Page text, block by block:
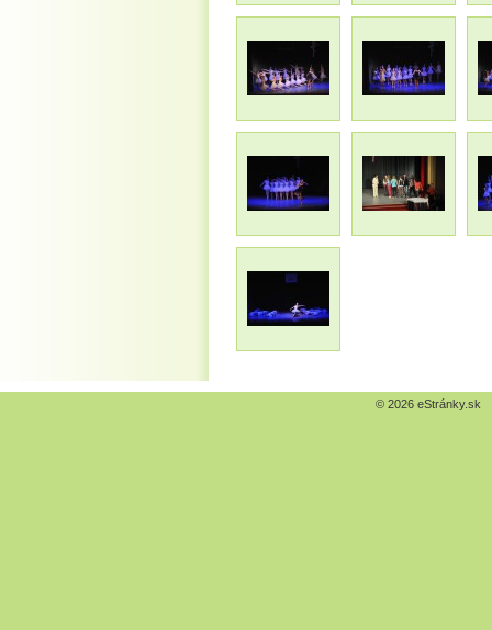
© 2026 eStránky.sk